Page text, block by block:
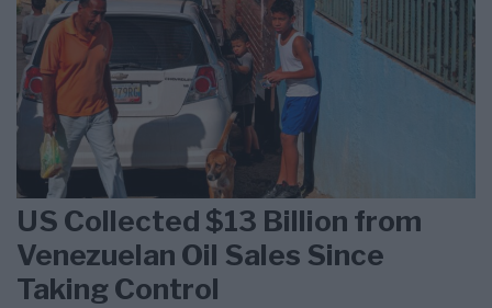
US Collected $13 Billion from
Venezuelan Oil Sales Since
Taking Control